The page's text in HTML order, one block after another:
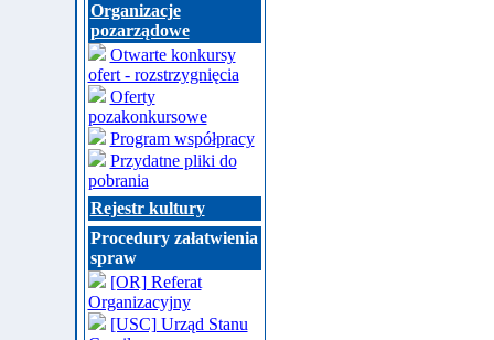
Organizacje
pozarządowe
Otwarte konkursy
ofert - rozstrzygnięcia
Oferty
pozakonkursowe
Program współpracy
Przydatne pliki do
pobrania
Rejestr kultury
Procedury załatwienia
spraw
[OR] Referat
Organizacyjny
[USC] Urząd Stanu